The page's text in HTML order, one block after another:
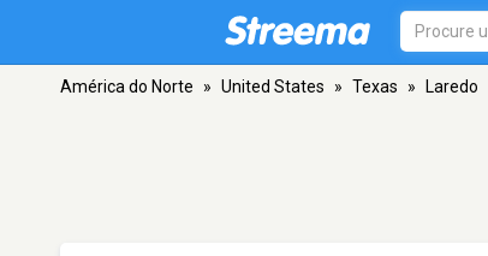
América do Norte » United States » Texas » Laredo